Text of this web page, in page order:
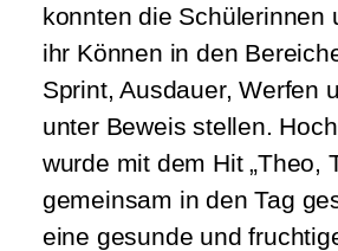
konnten die Schülerinnen
ihr Können in den
Sprint, Ausdauer, Werfen
unter Beweis stellen.
wurde mit dem Hit „Theo,
gemeinsam in den Tag
eine gesunde und